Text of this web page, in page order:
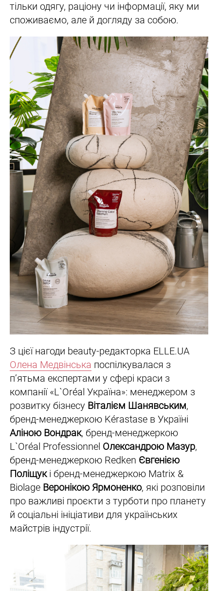
тільки одягу, раціону чи інформації, яку ми
споживаємо, але й догляду за собою.
З цієї нагоди beauty-редакторка ELLE.UA
Олена Медвінська поспілкувалася з
п’ятьма експертами у сфері краси з
компанії «L`Oréal Україна»: менеджером з
розвитку бізнесу Віталієм Шанявським,
бренд-менеджеркою Kérastase в Україні
Аліною Вондрак, бренд-менеджеркою
L`Oréal Professionnel Олександрою Мазур,
бренд-менеджеркою Redken Євгенією
Поліщукі бренд-менеджеркою Matrix &
Biolage Веронікою Ярмоненко, які розповіли
про важливі проєкти з турботи про планету
й соціальні ініціативи для українських
майстрів індустрії.